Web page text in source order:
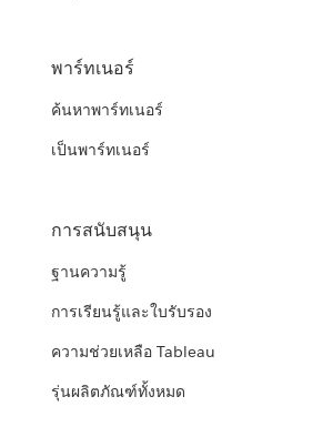
พาร์ทเนอร์
ค้นหาพาร์ทเนอร์
เป็นพาร์ทเนอร์
การสนับสนุน
ฐานความรู้
การเรียนรู้และใบรับรอง
ความช่วยเหลือ Tableau
รุ่นผลิตภัณฑ์ทั้งหมด